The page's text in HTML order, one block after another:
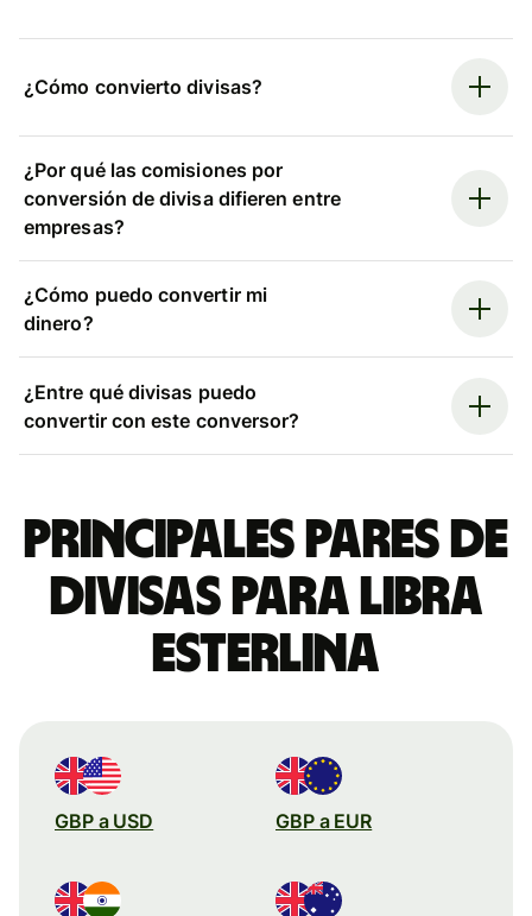
¿Cómo convierto divisas?
¿Por qué las comisiones por
conversión de divisa difieren entre
empresas?
¿Cómo puedo convertir mi
dinero?
¿Entre qué divisas puedo
convertir con este conversor?
Principales pares de
divisas para libra
esterlina
GBP a USD GBP a EUR